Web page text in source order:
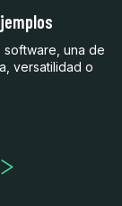
software, una de
versatilidad o